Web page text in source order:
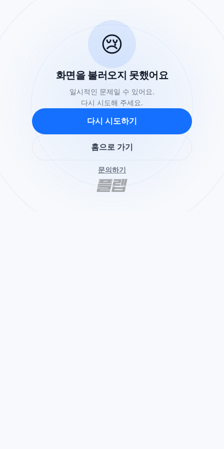
😢
화면을 불러오지 못했어요
일시적인 문제일 수 있어요.
다시 시도해 주세요.
다시 시도하기
홈으로 가기
문의하기